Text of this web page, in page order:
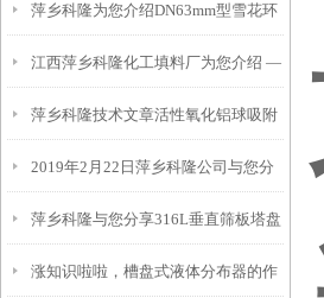
板波纹填料性能参数及应用
萍乡科隆为您介绍DN63mm型雪花环
填料性能参数
江西萍乡科隆化工填料厂为您介绍 —
几种类型塔板的性能、特点
萍乡科隆技术文章活性氧化铝球吸附
剂吸附式干燥机使用和要注意事项有
哪些？
2019年2月22日萍乡科隆公司与您分
享槽式液体分布器技术文章
萍乡科隆与您分享316L垂直筛板塔盘
技术性能参数及316L塔盘发货现场
涨知识啦啦，槽盘式液体分布器的作